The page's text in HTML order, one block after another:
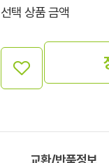
선택 상품 금액
교환/반품정보